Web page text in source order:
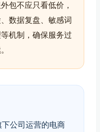
包不应只看低价，
数据复盘、敏感词
机制，确保服务过
公司运营的电商